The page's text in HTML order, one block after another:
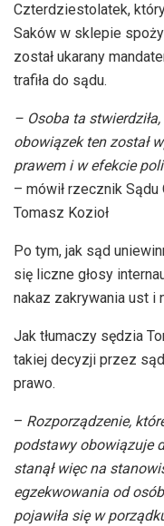
Czterdziestolatek,
Saków w sklepie
został ukarany
trafiła do sądu.
– Osoba ta
obowiązek ten został
prawem i w efekcie
– mówił rzecznik
Tomasz Kozioł
Po tym, jak sąd
się liczne głosy
nakaz zakrywania ust i
Jak tłumaczy sędzia
takiej decyzji przez
prawo.
– Rozporządzenie,
podstawy obowiązuje
stanął więc na
egzekwowania od
pojawiła się w